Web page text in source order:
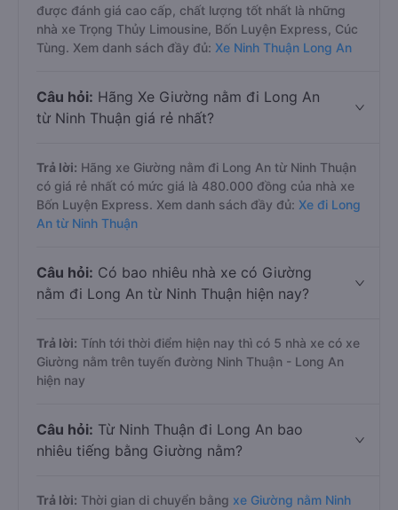
được đánh giá cao cấp, chất lượng tốt nhất là những
nhà xe Trọng Thủy Limousine, Bốn Luyện Express, Cúc
Tùng. Xem danh sách đầy đủ: Xe Ninh Thuận Long An
Câu hỏi: Hãng Xe Giường nằm đi Long An
từ Ninh Thuận giá rẻ nhất?
Trả lời: Hãng xe Giường nằm đi Long An từ Ninh Thuận
có giá rẻ nhất có mức giá là 480.000 đồng của nhà xe
Bốn Luyện Express. Xem danh sách đầy đủ: Xe đi Long
An từ Ninh Thuận
Câu hỏi: Có bao nhiêu nhà xe có Giường
nằm đi Long An từ Ninh Thuận hiện nay?
Trả lời: Tính tới thời điểm hiện nay thì có 5 nhà xe có xe
Giường nằm trên tuyến đường Ninh Thuận - Long An
hiện nay
Câu hỏi: Từ Ninh Thuận đi Long An bao
nhiêu tiếng bằng Giường nằm?
Trả lời: Thời gian di chuyển bằng xe Giường nằm Ninh